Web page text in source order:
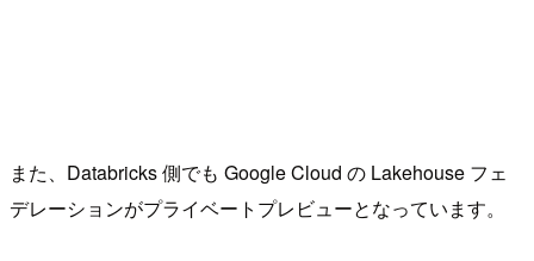
また、Databricks 側でも Google Cloud の Lakehouse フェ
デレーションがプライベートプレビューとなっています。